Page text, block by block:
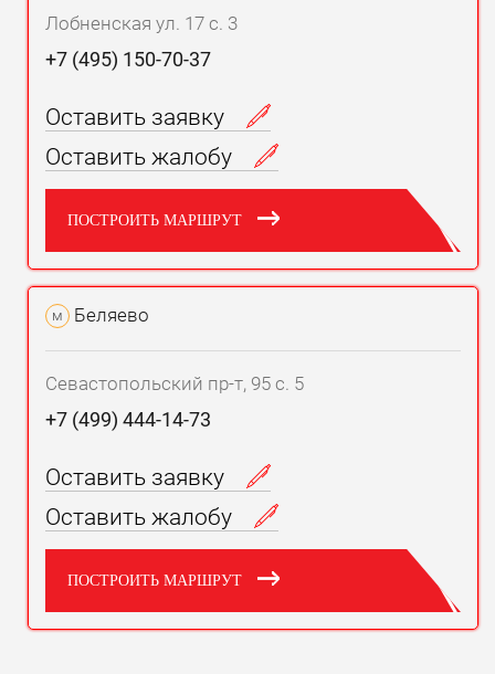
Лобненская ул. 17 с. 3
+7 (495) 150-70-37
Оставить заявку
Оставить жалобу
ПОСТРОИТЬ МАРШРУТ
м Беляево
Севастопольский пр-т, 95 с. 5
+7 (499) 444-14-73
Оставить заявку
Оставить жалобу
ПОСТРОИТЬ МАРШРУТ